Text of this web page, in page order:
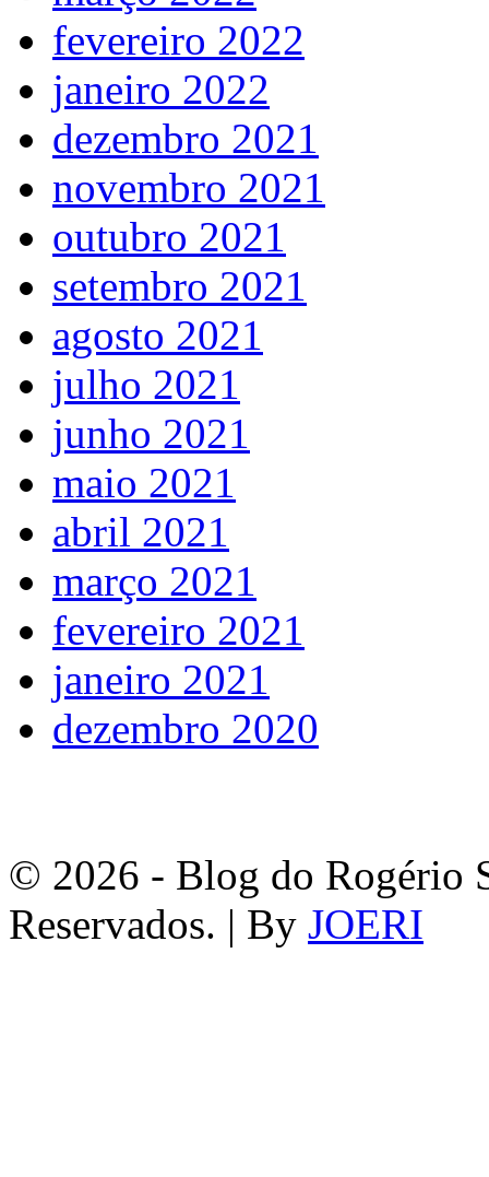
fevereiro 2022
janeiro 2022
dezembro 2021
novembro 2021
outubro 2021
setembro 2021
agosto 2021
julho 2021
junho 2021
maio 2021
abril 2021
março 2021
fevereiro 2021
janeiro 2021
dezembro 2020
© 2026 - Blog do Rogério
Reservados. | By JOERI